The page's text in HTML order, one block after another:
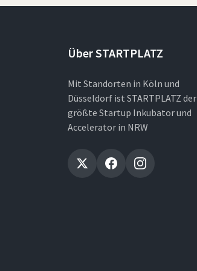
Über STARTPLATZ
Mit Standorten in Köln und
Düsseldorf ist STARTPLATZ der
größte Startup Inkubator und
Accelerator in NRW